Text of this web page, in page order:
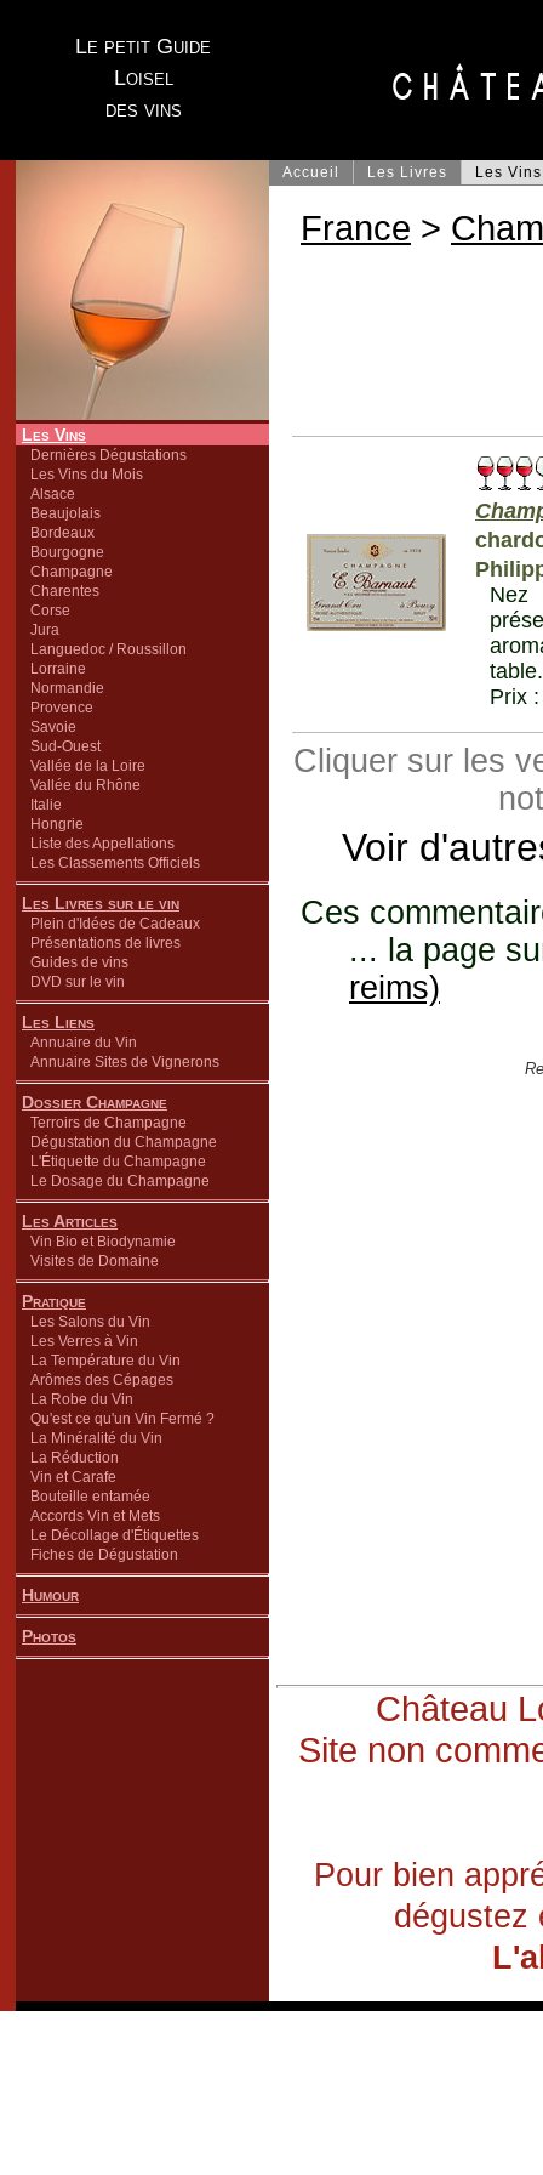
Le petit Guide
Loisel
des vins
Les Vins
Dernières Dégustations
Les Vins du Mois
Alsace
Beaujolais
Bordeaux
Bourgogne
Champagne
Charentes
Corse
Jura
Languedoc / Roussillon
Lorraine
Normandie
Provence
Savoie
Sud-Ouest
Vallée de la Loire
Vallée du Rhône
Italie
Hongrie
Liste des Appellations
Les Classements Officiels
Les Livres sur le vin
Plein d'Idées de Cadeaux
Présentations de livres
Guides de vins
DVD sur le vin
Les Liens
Annuaire du Vin
Annuaire Sites de Vignerons
Dossier Champagne
Terroirs de Champagne
Dégustation du Champagne
L'Étiquette du Champagne
Le Dosage du Champagne
Les Articles
Vin Bio et Biodynamie
Visites de Domaine
Pratique
Les Salons du Vin
Les Verres à Vin
La Température du Vin
Arômes des Cépages
La Robe du Vin
Qu'est ce qu'un Vin Fermé ?
La Minéralité du Vin
La Réduction
Vin et Carafe
Bouteille entamée
Accords Vin et Mets
Le Décollage d'Étiquettes
Fiches de Dégustation
Humour
Photos
Accueil Les Livres Les Vins
France >
Nez
Prix
Cliquer sur les
Voir
Ces
... la page
reims)
Château
Site non
Pour bien
dégustez